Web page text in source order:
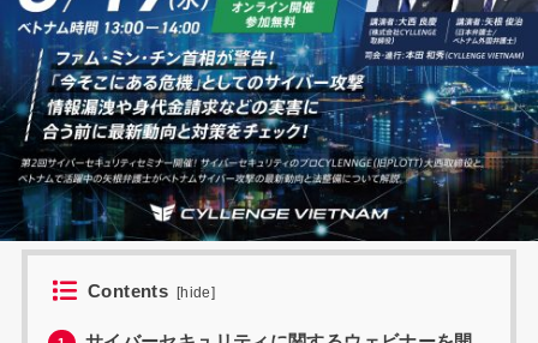
Contents [hide]